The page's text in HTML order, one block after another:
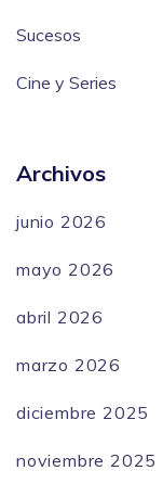
Sucesos
Cine y Series
Archivos
junio 2026
mayo 2026
abril 2026
marzo 2026
diciembre 2025
noviembre 2025